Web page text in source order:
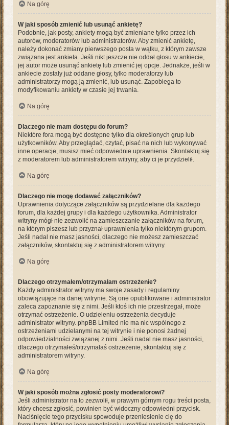
Na górę
W jaki sposób zmienić lub usunąć ankietę?
Podobnie, jak posty, ankiety mogą być zmieniane tylko przez ich
autorów, moderatorów lub administratorów. Aby zmienić ankietę,
należy dokonać zmiany pierwszego posta w wątku, z którym zawsze
związana jest ankieta. Jeśli nikt jeszcze nie oddał głosu w ankiecie,
jej autor może usunąć ankietę lub zmienić jej opcje. Jednakże, jeśli w
ankiecie zostały już oddane głosy, tylko moderatorzy lub
administratorzy mogą ją zmienić, lub usunąć. Zapobiega to
modyfikowaniu ankiety w czasie jej trwania.
Na górę
Dlaczego nie mam dostępu do forum?
Niektóre fora mogą być dostępne tylko dla określonych grup lub
użytkowników. Aby przeglądać, czytać, pisać na nich lub wykonywać
inne operacje, musisz mieć odpowiednie uprawnienia. Skontaktuj się
z moderatorem lub administratorem witryny, aby ci je przydzielił.
Na górę
Dlaczego nie mogę dodawać załączników?
Uprawnienia dotyczące załączników są przydzielane dla każdego
forum, dla każdej grupy i dla każdego użytkownika. Administrator
witryny mógł nie zezwolić na zamieszczanie załączników na forum,
na którym piszesz lub przyznał uprawnienia tylko niektórym grupom.
Jeśli nadal nie masz jasności, dlaczego nie możesz zamieszczać
załączników, skontaktuj się z administratorem witryny.
Na górę
Dlaczego otrzymałem/otrzymałam ostrzeżenie?
Każdy administrator witryny ma swoje zasady i regulaminy
obowiązujące na danej witrynie. Są one opublikowane i administrator
zaleca zapoznanie się z nimi. Jeśli ktoś ich nie przestrzegał, może
otrzymać ostrzeżenie. O udzieleniu ostrzeżenia decyduje
administrator witryny. phpBB Limited nie ma nic wspólnego z
ostrzeżeniami udzielanymi na tej witrynie i nie ponosi żadnej
odpowiedzialności związanej z nimi. Jeśli nadal nie masz jasności,
dlaczego otrzymałeś/otrzymałaś ostrzeżenie, skontaktuj się z
administratorem witryny.
Na górę
W jaki sposób można zgłosić posty moderatorowi?
Jeśli administrator na to zezwolił, w prawym górnym rogu treści posta,
który chcesz zgłosić, powinien być widoczny odpowiedni przycisk.
Naciśnięcie tego przycisku spowoduje przeniesienie cię do